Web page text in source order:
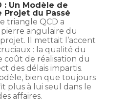
: Un Modèle de
Projet du Passé
triangle QCD a
angulaire du
Il mettait l’accent
: la qualité du
coût de réalisation du
des délais impartis.
bien que toujours
plus à lui seul dans le
affaires.